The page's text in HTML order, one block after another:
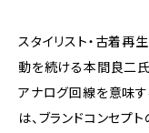
スタイリスト・古着再
動を続ける本間良二氏
アナログ回線を意味す
は、ブランドコンセプ